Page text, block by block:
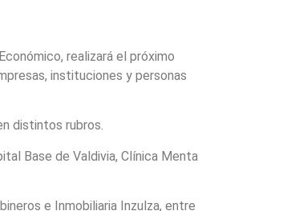
realizará el próximo
instituciones y personas
distintos rubros.
Base de Valdivia, Clínica Menta
e Inmobiliaria Inzulza, entre